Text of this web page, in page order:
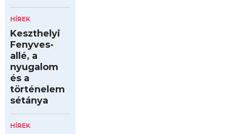
HÍREK
Keszthelyi
Fenyves-
allé, a
nyugalom
és a
történelem
sétánya
HÍREK